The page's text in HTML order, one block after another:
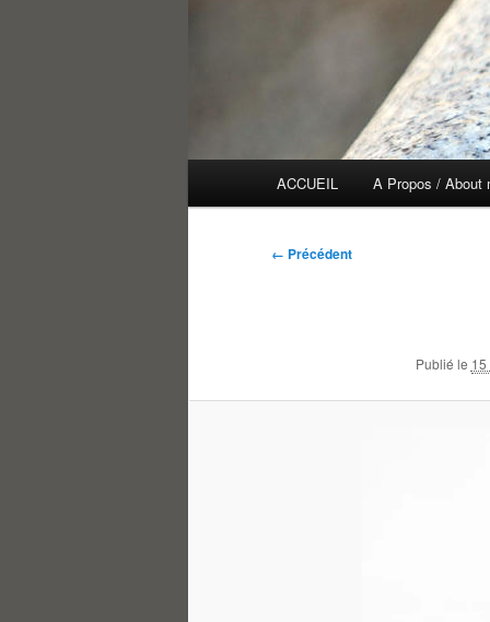
ACCUEIL A Propos / About
Navigation
← Précédent
Publié le